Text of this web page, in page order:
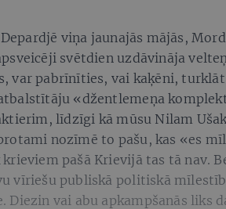
viņa jaunajās mājās,
svētdien uzdāvināja
var pabrīnīties, vai kaķēni,
«džentlemeņa
līdzīgi kā mūsu Nilam
nozīmē to pašu, kas «es
krieviem pašā Krievijā tas tā nav.
vīriešu publiskā politiskā
Diezin vai abu apkampšanās liks